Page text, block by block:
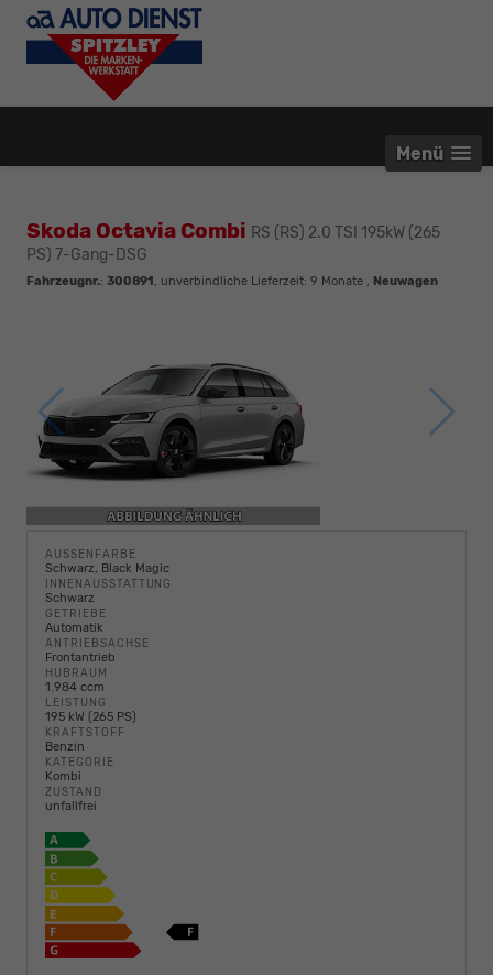
Menü
Skoda Octavia Combi RS (RS) 2.0 TSI 195kW (265
PS) 7-Gang-DSG
Fahrzeugnr.: 300891, unverbindliche Lieferzeit: 9 Monate , Neuwagen
AUSSENFARBE
Schwarz, Black Magic
INNENAUSSTATTUNG
Schwarz
GETRIEBE
Automatik
ANTRIEBSACHSE
Frontantrieb
HUBRAUM
1.984 ccm
LEISTUNG
195 kW (265 PS)
KRAFTSTOFF
Benzin
KATEGORIE
Kombi
ZUSTAND
unfallfrei